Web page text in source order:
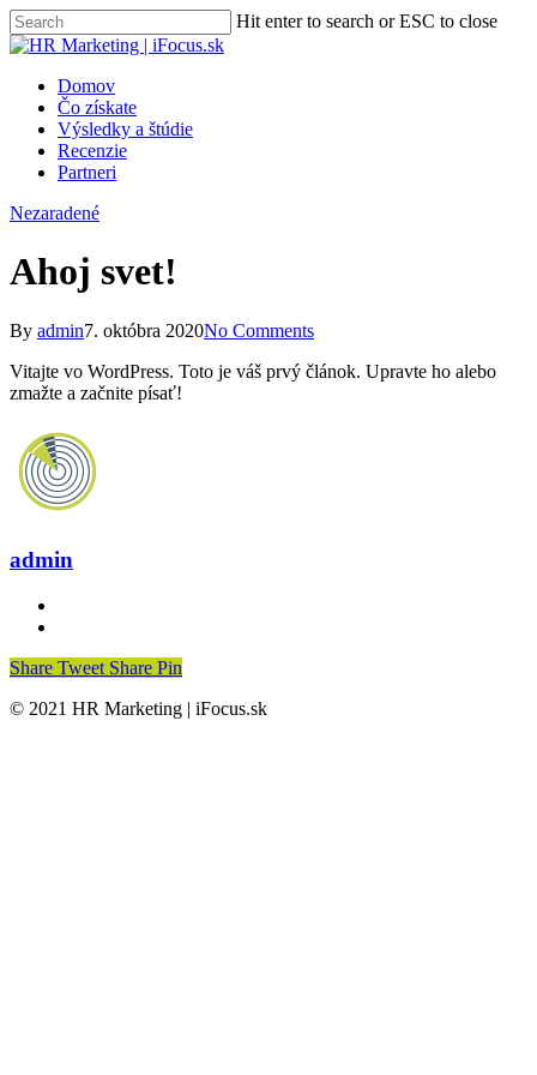
Skip
to
content
Hit enter to search or ESC to close
Close
Menu
Domov
Čo získate
Výsledky a štúdie
Recenzie
Partneri
Nezaradené
Ahoj svet!
By admin7. októbra 2020No Comments
Vitajte vo WordPress. Toto je váš prvý článok. Upravte ho alebo
zmažte a začnite písať!
admin
Share Tweet Share Pin
© 2021 HR Marketing | iFocus.sk